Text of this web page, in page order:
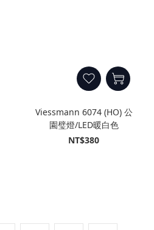
Viessmann 6074 (HO) 公
園璧燈/LED暖白色
NT$380